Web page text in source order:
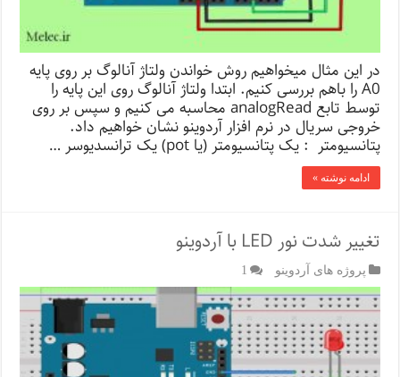
در این مثال میخواهیم روش خواندن ولتاژ آنالوگ بر روی پایه
A0 را باهم بررسی کنیم. ابتدا ولتاژ آنالوگ روی این پایه را
توسط تابع analogRead محاسبه می کنیم و سپس بر روی
خروجی سریال در نرم افزار آردوینو نشان خواهیم داد.
پتانسیومتر : یک پتانسیومتر (یا pot) یک ترانسدیوسر …
ادامه نوشته »
تغییر شدت نور LED با آردوینو
پروژه های آردوینو 1